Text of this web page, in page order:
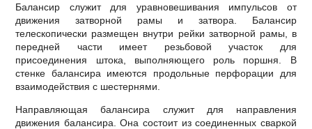
Балансир служит для уравновешивания импульсов от
движения затворной рамы и затвора. Балансир
телескопически размещен внутри рейки затворной рамы, в
передней части имеет резьбовой участок для
присоединения штока, выполняющего роль поршня. В
стенке балансира имеются продольные перфорации для
взаимодействия с шестернями.
Направляющая балансира служит для направления
движения балансира. Она состоит из соединенных сваркой